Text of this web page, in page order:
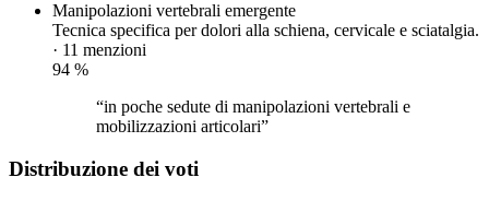
Manipolazioni vertebrali emergente
Tecnica specifica per dolori alla schiena, cervicale e sciatalgia.
· 11 menzioni
94 %
“in poche sedute di manipolazioni vertebrali e
mobilizzazioni articolari”
Distribuzione dei voti